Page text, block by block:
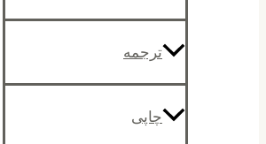
ترجمه
چاپی